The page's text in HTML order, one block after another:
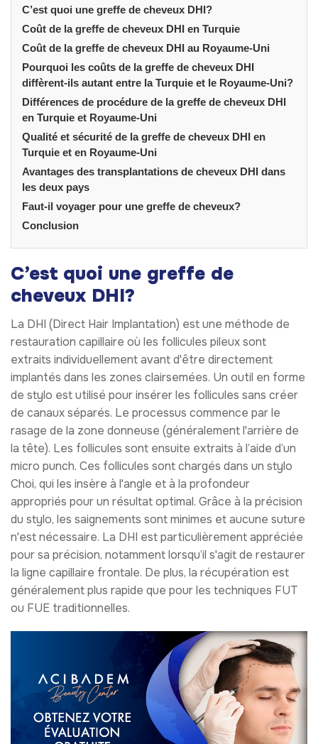
C’est quoi une greffe de cheveux DHI?
Coût de la greffe de cheveux DHI en Turquie
Coût de la greffe de cheveux DHI au Royaume-Uni
Pourquoi les coûts de la greffe de cheveux DHI
diffèrent-ils autant entre la Turquie et le Royaume-Uni?
Différences de procédure de la greffe de cheveux DHI
en Turquie et Royaume-Uni
Qualité et sécurité de la greffe de cheveux DHI en
Turquie et en Royaume-Uni
Avantages des transplantations de cheveux DHI dans
les deux pays
Faut-il voyager pour une greffe de cheveux?
Conclusion
C’est quoi une greffe de
cheveux DHI?
La DHI (Direct Hair Implantation) est une méthode de
restauration capillaire où les follicules pileux sont
extraits individuellement avant d'être directement
implantés dans les zones clairsemées. Un outil en forme
de stylo est utilisé pour insérer les follicules sans créer
de canaux séparés. Le processus commence par le
rasage de la zone donneuse (généralement l'arrière de
la tête). Les follicules sont ensuite extraits à l’aide d’un
micro punch. Ces follicules sont chargés dans un stylo
Choi, qui les insère à l'angle et à la profondeur
appropriés pour un résultat optimal. Grâce à la précision
du stylo, les saignements sont minimes et aucune suture
n'est nécessaire. La DHI est particulièrement appréciée
pour sa précision, notamment lorsqu’il s'agit de restaurer
la ligne capillaire frontale. De plus, la récupération est
généralement plus rapide que pour les techniques FUT
ou FUE traditionnelles.